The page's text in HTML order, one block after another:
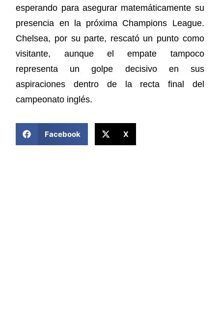
esperando para asegurar matemáticamente su
presencia en la próxima Champions League.
Chelsea, por su parte, rescató un punto como
visitante, aunque el empate tampoco
representa un golpe decisivo en sus
aspiraciones dentro de la recta final del
campeonato inglés.
Facebook X